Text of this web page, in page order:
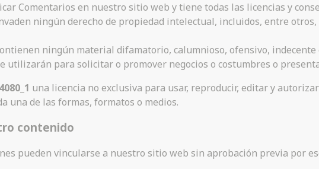
Comentarios en nuestro sitio web y tiene todas las licencias y
ningún derecho de propiedad intelectual, incluidos, entre
ningún material difamatorio, calumnioso, ofensivo,
utilizarán para solicitar o promover negocios o costumbres o
una licencia no exclusiva para usar, reproducir, editar y
una de las formas, formatos o medios.
contenido
pueden vincularse a nuestro sitio web sin aprobación previa por